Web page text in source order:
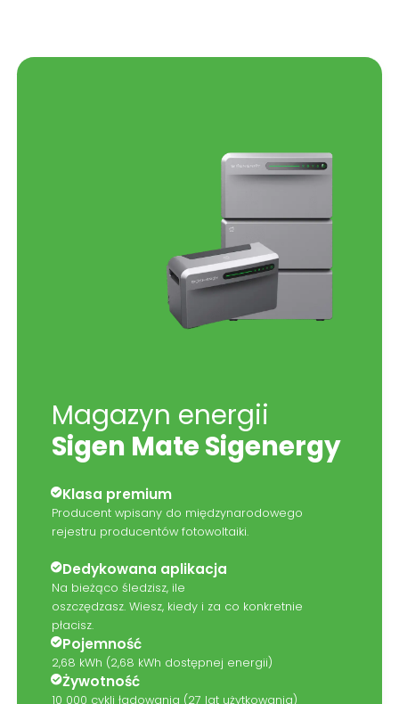
Magazyn energii
Sigen Mate Sigenergy
Klasa premium
Producent wpisany do międzynarodowego
rejestru producentów fotowoltaiki.
Dedykowana aplikacja
Na bieżąco śledzisz, ile
oszczędzasz. Wiesz, kiedy i za co konkretnie
płacisz.
Pojemność
2,68 kWh (2,68 kWh dostępnej energii)
Żywotność
10 000 cykli ładowania (27 lat użytkowania)